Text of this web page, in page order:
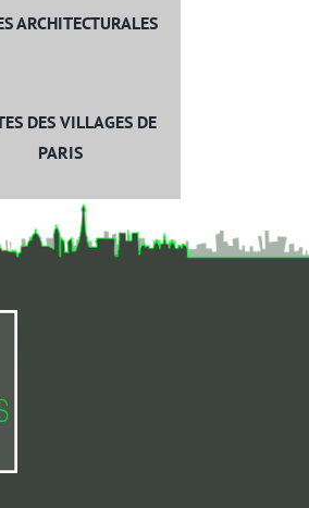
ARCHITECTURALES
DES VILLAGES DE
PARIS